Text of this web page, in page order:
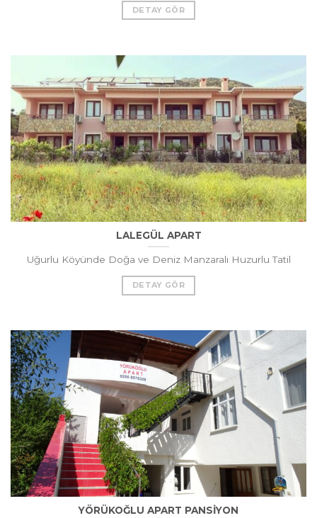
DETAY GÖR
LALEGÜL APART
Uğurlu Köyünde Doğa ve Deniz Manzaralı Huzurlu Tatil
DETAY GÖR
YÖRÜKOĞLU APART PANSİYON